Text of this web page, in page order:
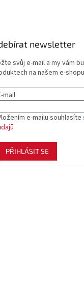
newsletter
svůj e-mail a my vám
na našem e-
mail
e-mailu
PŘIHLÁSIT SE